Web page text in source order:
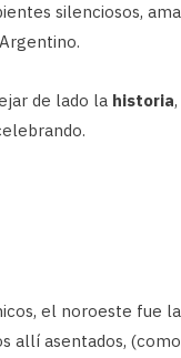
silenciosos,
de lado la historia
el noroeste fue
allí asentados,